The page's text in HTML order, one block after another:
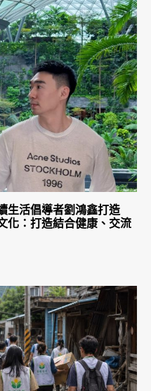
生活倡導者劉鴻鑫打造
化：打造結合健康、交流